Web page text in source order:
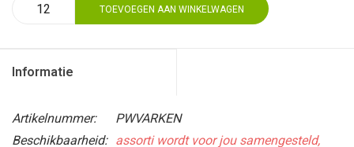
TOEVOEGEN AAN WINKELWAGEN
Informatie
Artikelnummer:
PWVARKEN
Beschikbaarheid: assorti wordt voor jou samengesteld,